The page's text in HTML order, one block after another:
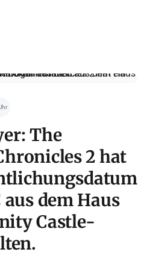
The
2 hat
dem Haus
Castle-